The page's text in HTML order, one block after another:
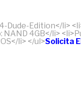
Edition</li>
NAND 4GB</li>
li> </ul>Solicita